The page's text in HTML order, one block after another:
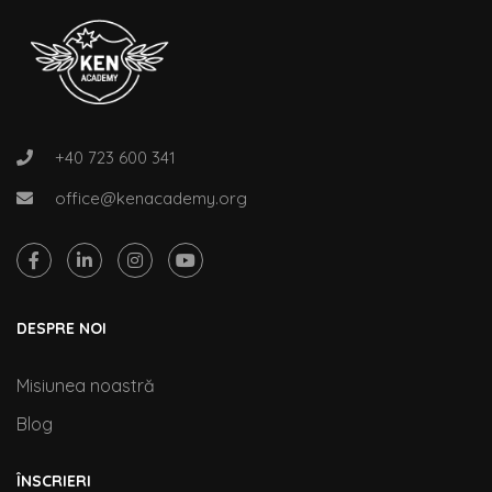
+40 723 600 341
office@kenacademy.org
DESPRE NOI
Misiunea noastră
Blog
ÎNSCRIERI